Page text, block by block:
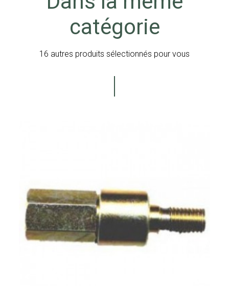
catégorie
16 autres produits sélectionnés pour vous